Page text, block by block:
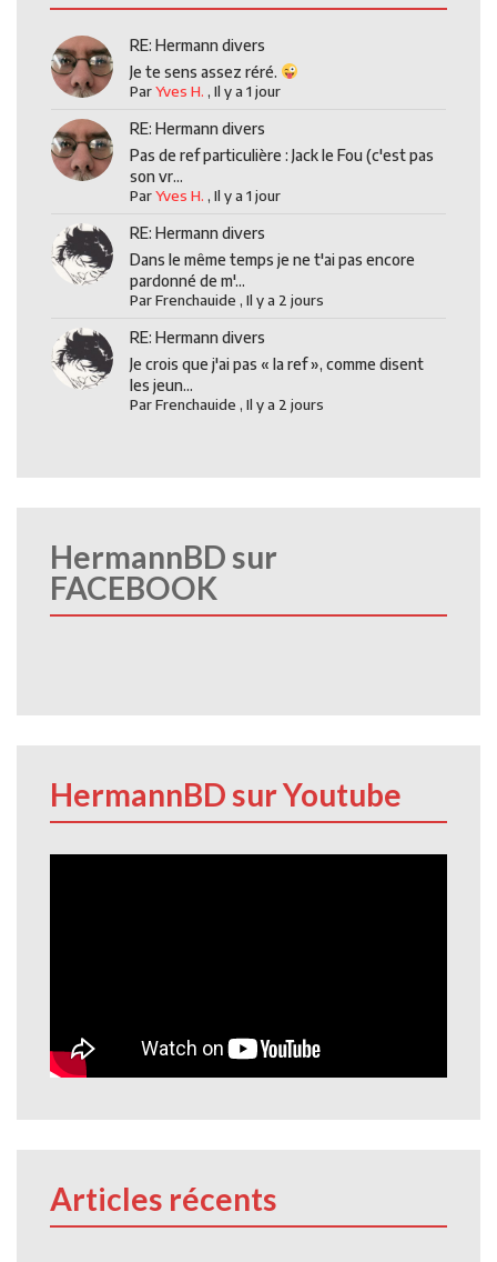
RE: Hermann divers
Je te sens assez réré.
ParYves H. ,Il y a 1 jour
RE: Hermann divers
Pas de ref particulière : Jack le Fou (c'est pas
son vr...
ParYves H. ,Il y a 1 jour
RE: Hermann divers
Dans le même temps je ne t'ai pas encore
pardonné de m'...
ParFrenchauide ,Il y a 2 jours
RE: Hermann divers
Je crois que j'ai pas « la ref », comme disent
les jeun...
ParFrenchauide ,Il y a 2 jours
HermannBD sur
FACEBOOK
HermannBD sur Youtube
Articles récents